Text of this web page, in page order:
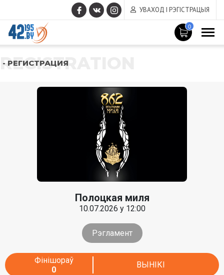
УВАХОД І РЭГІСТРАЦЫЯ
0
REGISTRATION
- РЕГИСТРАЦИЯ
Полоцкая миля
10.07.2026 у 12:00
Рэгламент
Фінішораў
0
ВЫНІКІ